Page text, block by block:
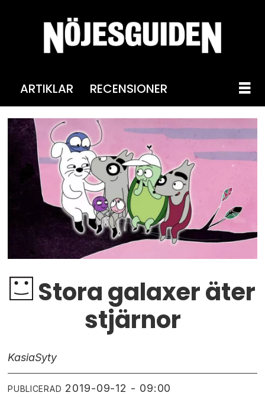
ARTIKLAR RECENSIONER
Stora galaxer äter
stjärnor
KasiaSyty
PUBLICERAD 2019-09-12 - 09:00